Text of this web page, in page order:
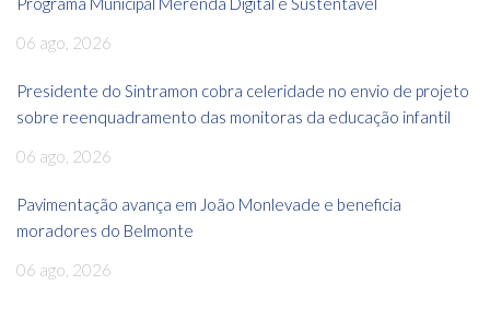
06 ago, 2026
Presidente do Sintramon cobra celeridade no envio de projeto
sobre reenquadramento das monitoras da educação infantil
06 ago, 2026
Pavimentação avança em João Monlevade e beneficia
moradores do Belmonte
06 ago, 2026